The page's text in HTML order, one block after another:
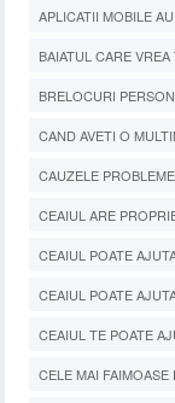
APLICATII MOBILE
BAIATUL CARE VREA
BRELOCURI
CAND AVETI O
CAUZELE
CEAIUL ARE
CEAIUL POATE
CEAIUL POATE
CEAIUL TE POATE
CELE MAI